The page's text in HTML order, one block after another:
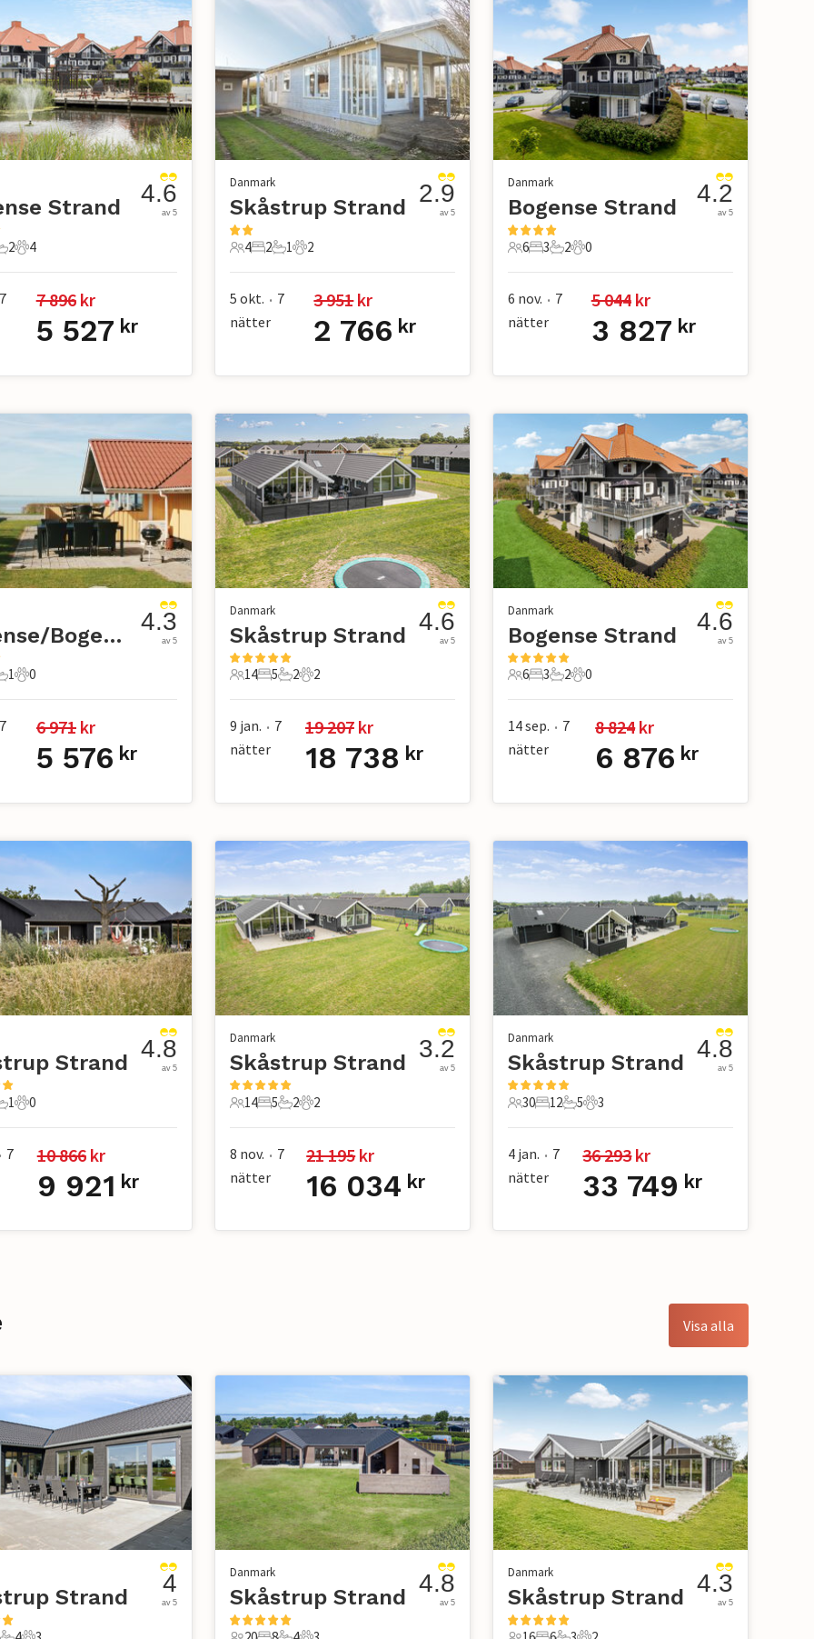
Strand
Badrum
2
4 Husdjur
4
4.6
av 5
7 7 896 kr
5 527 kr
Danmark
Skåstrup Strand
4 Gäster
4
2 Sovrum
2
1 Badrum
1
2 Husdjur
2
2.9
av 5
5 okt. • 7
nätter
3 951 kr
2 766 kr
Danmark
Bogense Strand
6 Gäster
6
3 Sovrum
3
2 Badrum
2
0 Husdjur
0
4.2
av 5
6 nov. • 7
nätter
5 044 kr
3 827 kr
Fogense/Bogense
Badrum
1
0 Husdjur
0
4.3
av 5
7 6 971 kr
5 576 kr
Danmark
Skåstrup Strand
14 Gäster
14
5 Sovrum
5
2 Badrum
2
2 Husdjur
2
4.6
av 5
9 jan. • 7
nätter
19 207 kr
18 738 kr
Danmark
Bogense Strand
6 Gäster
6
3 Sovrum
3
2 Badrum
2
0 Husdjur
0
4.6
av 5
14 sep. • 7
nätter
8 824 kr
6 876 kr
Strand
Badrum
1
0 Husdjur
0
4.8
av 5
7 10 866 kr
9 921 kr
Danmark
Skåstrup Strand
14 Gäster
14
5 Sovrum
5
2 Badrum
2
2 Husdjur
2
3.2
av 5
8 nov. • 7
nätter
21 195 kr
16 034 kr
Danmark
Skåstrup Strand
30 Gäster
30
12 Sovrum
12
5 Badrum
5
3 Husdjur
3
4.8
av 5
4 jan. • 7
nätter
36 293 kr
33 749 kr
Visa alla
Strand 4
av 5
Danmark
Skåstrup Strand 4.8
av 5
Danmark
Skåstrup Strand 4.3
av 5